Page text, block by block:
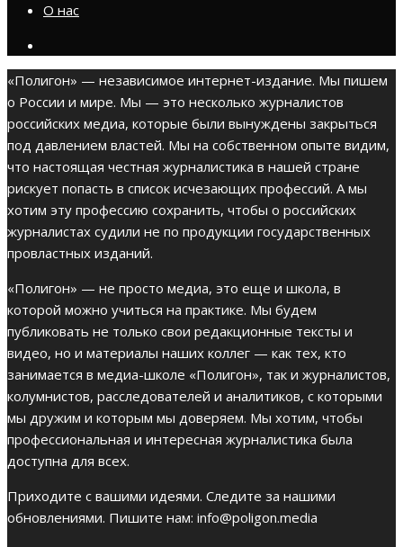
О нас
«Полигон» — независимое интернет-издание. Мы пишем
о России и мире. Мы — это несколько журналистов
российских медиа, которые были вынуждены закрыться
под давлением властей. Мы на собственном опыте видим,
что настоящая честная журналистика в нашей стране
рискует попасть в список исчезающих профессий. А мы
хотим эту профессию сохранить, чтобы о российских
журналистах судили не по продукции государственных
провластных изданий.
«Полигон» — не просто медиа, это еще и школа, в
которой можно учиться на практике. Мы будем
публиковать не только свои редакционные тексты и
видео, но и материалы наших коллег — как тех, кто
занимается в медиа-школе «Полигон», так и журналистов,
колумнистов, расследователей и аналитиков, с которыми
мы дружим и которым мы доверяем. Мы хотим, чтобы
профессиональная и интересная журналистика была
доступна для всех.
Приходите с вашими идеями. Следите за нашими
обновлениями. Пишите нам: info@poligon.media